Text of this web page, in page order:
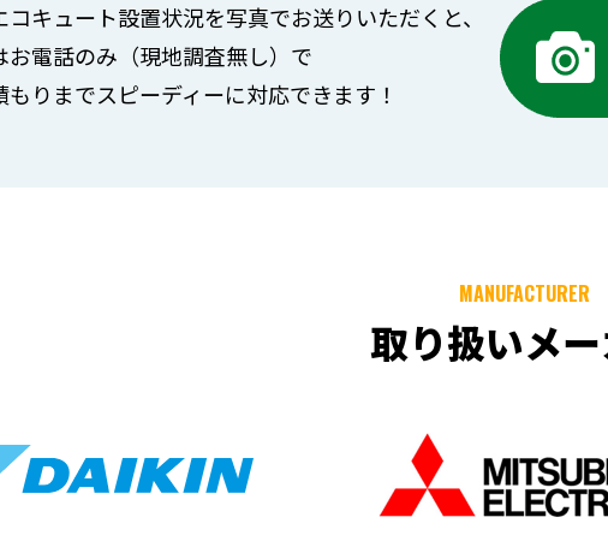
コキュート設置状況を写真でお送りいただくと、
お電話のみ（現地調査無し）で
もりまでスピーディーに対応できます！
MANUFACTURER
取り扱いメ